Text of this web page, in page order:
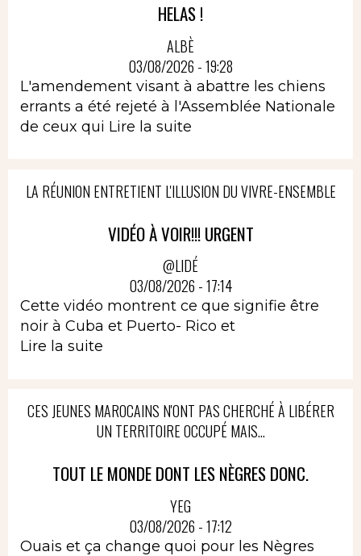
HELAS !
ALBÈ
03/08/2026 - 19:28
L'amendement visant à abattre les chiens
errants a été rejeté à l'Assemblée Nationale
de ceux qui Lire la suite
LA RÉUNION ENTRETIENT L'ILLUSION DU VIVRE-ENSEMBLE
VIDÉO À VOIR!!! URGENT
@LIDÉ
03/08/2026 - 17:14
Cette vidéo montrent ce que signifie être
noir à Cuba et Puerto- Rico et
Lire la suite
CES JEUNES MAROCAINS N'ONT PAS CHERCHÉ À LIBÉRER
UN TERRITOIRE OCCUPÉ MAIS...
TOUT LE MONDE DONT LES NÈGRES DONC.
YEG
03/08/2026 - 17:12
Ouais et ça change quoi pour les Nègres